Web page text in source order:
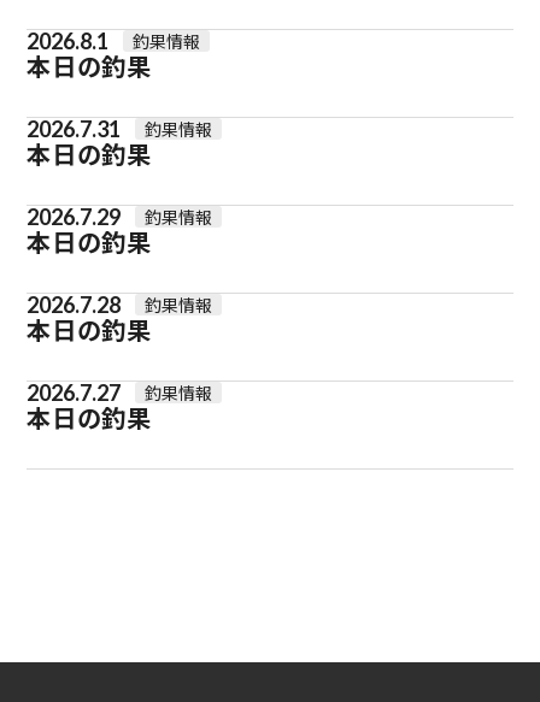
2026.8.1 釣果情報
本日の釣果
2026.7.31 釣果情報
本日の釣果
2026.7.29 釣果情報
本日の釣果
2026.7.28 釣果情報
本日の釣果
2026.7.27 釣果情報
本日の釣果